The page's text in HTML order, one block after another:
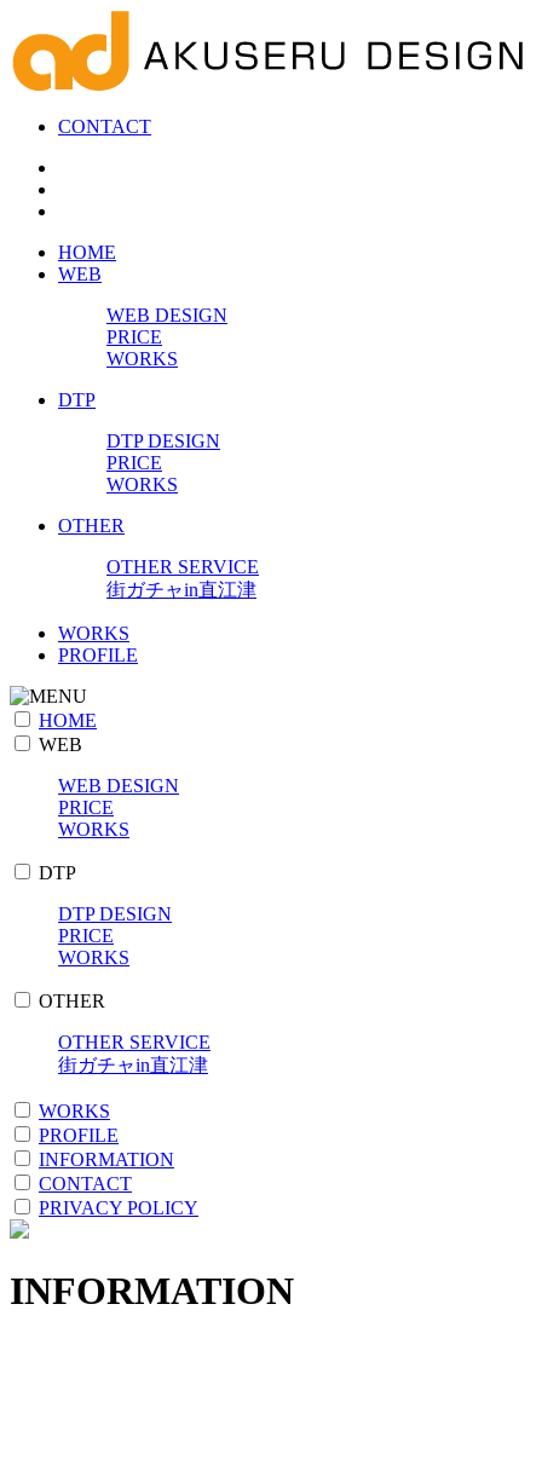
CONTACT
HOME
WEB
WEB DESIGN
PRICE
WORKS
DTP
DTP DESIGN
PRICE
WORKS
OTHER
OTHER SERVICE
街ガチャin直江津
WORKS
PROFILE
HOME
WEB
WEB DESIGN
PRICE
WORKS
DTP
DTP DESIGN
PRICE
WORKS
OTHER
OTHER SERVICE
街ガチャin直江津
WORKS
PROFILE
INFORMATION
CONTACT
PRIVACY POLICY
INFORMATION